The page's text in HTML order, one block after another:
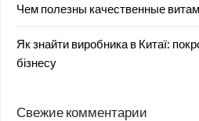
Чем полезны качественные
Як знайти виробника в Китаї:
бізнесу
Свежие комментарии